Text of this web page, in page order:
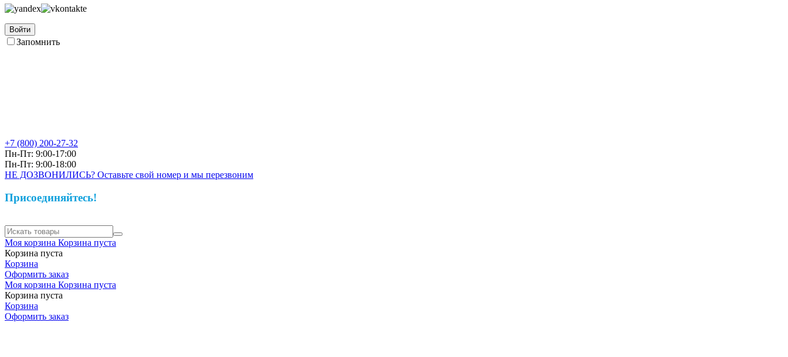
Войти
Запомнить
+7 (800) 200-27-32
Пн-Пт: 9:00-17:00
Пн-Пт: 9:00-18:00
НЕ ДОЗВОНИЛИСЬ? Оставьте свой номер и мы перезвоним
Присоединяйтесь!
Моя корзина Корзина пуста
Корзина пуста
Корзина
Оформить заказ
Моя корзина Корзина пуста
Корзина пуста
Корзина
Оформить заказ